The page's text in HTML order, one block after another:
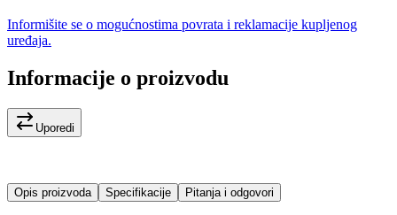
Informišite se o mogućnostima povrata i reklamacije kupljenog
uređaja.
Informacije o proizvodu
Uporedi
Opis proizvoda Specifikacije Pitanja i odgovori